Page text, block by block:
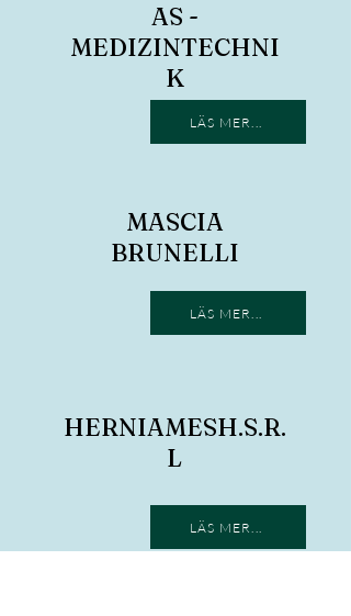
AS -
MEDIZINTECHNI
K
LÄS MER...
MASCIA
BRUNELLI
LÄS MER...
HERNIAMESH.S.R.
L
LÄS MER...